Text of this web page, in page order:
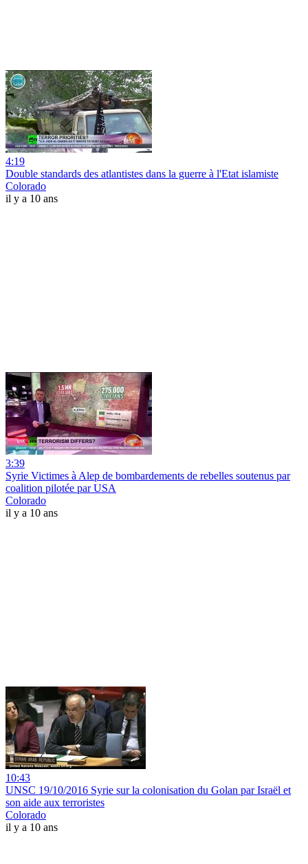
4:19
Double standards des atlantistes dans la guerre à l'Etat islamiste
Colorado
il y a 10 ans
3:39
Syrie Victimes à Alep de bombardements de rebelles soutenus par
coalition pilotée par USA
Colorado
il y a 10 ans
10:43
UNSC 19/10/2016 Syrie sur la colonisation du Golan par Israël et
son aide aux terroristes
Colorado
il y a 10 ans